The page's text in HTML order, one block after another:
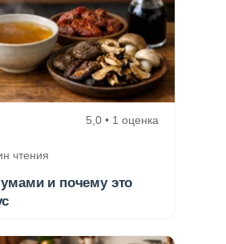
5,0 • 1 оценка
чтения
умами и почему это